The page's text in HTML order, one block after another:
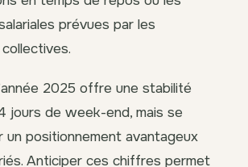
prévues par les
2025 offre une stabilité
jours de week-end, mais se
un positionnement avantageux
Anticiper ces chiffres permet